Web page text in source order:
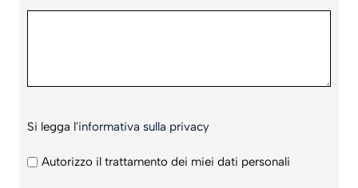
legga
l'informativa
Si legga l'informativa sulla privacy
Autorizzo il trattamento dei miei dati personali